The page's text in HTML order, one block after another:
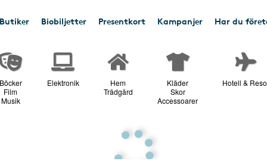
Butiker Biobiljetter Presentkort Kampanjer Har du
Film
Musik
Elektronik
Hem
Trädgård
Kläder
Skor
Accessoarer
Hotell &